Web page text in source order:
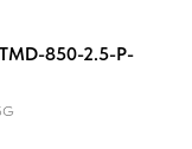
850-2.5-P-